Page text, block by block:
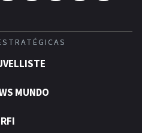
MUNDO
RFI